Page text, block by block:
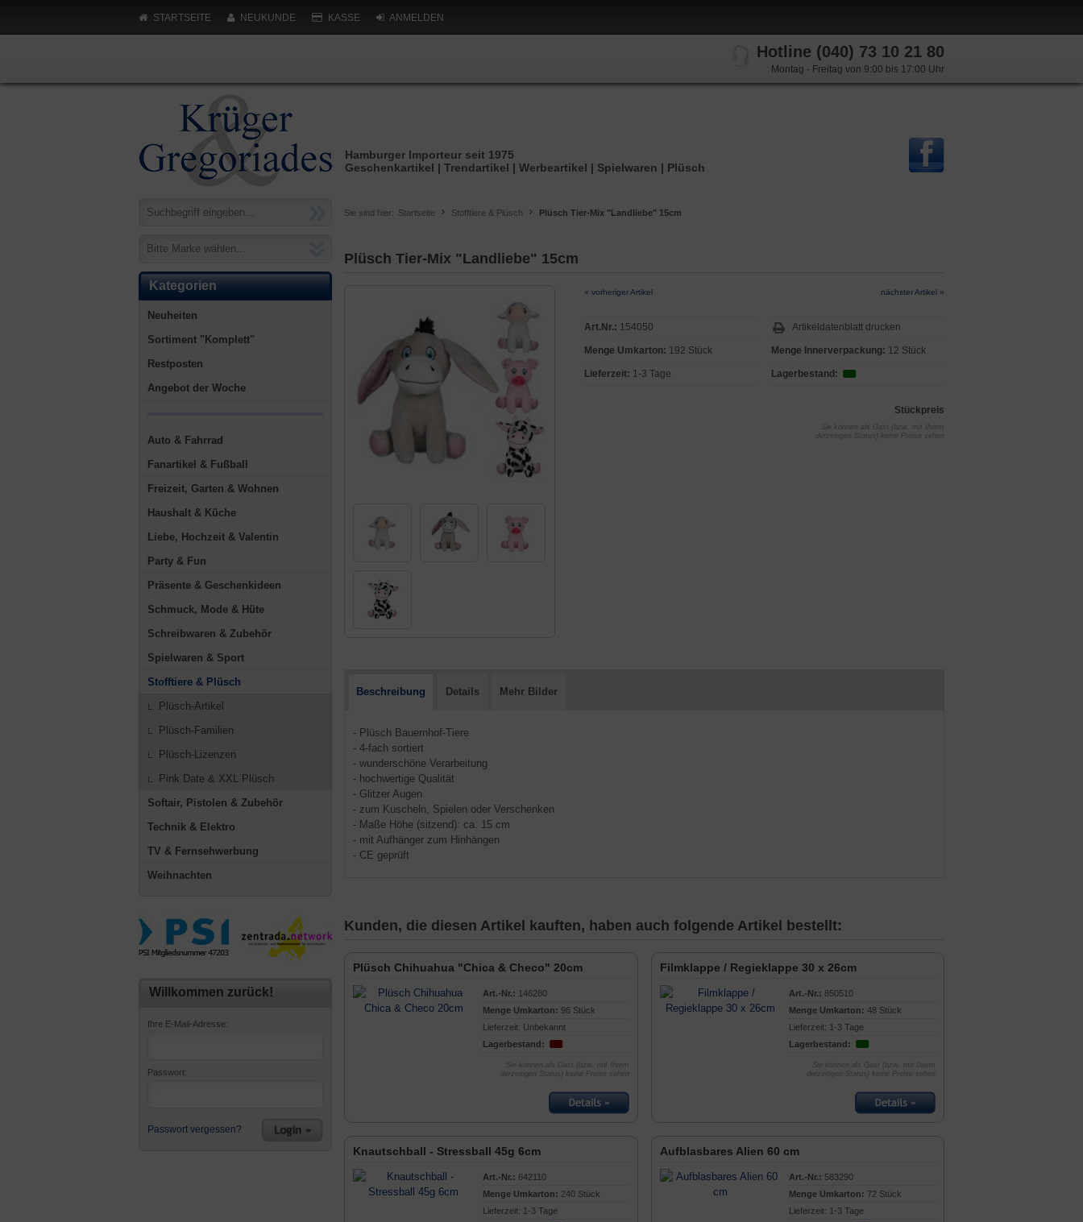
STARTSEITE NEUKUNDE KASSE ANMELDEN
Hotline (040) 73 10 21 80
Montag - Freitag von 9:00 bis 17:00 Uhr
Hamburger Importeur seit 1975
Geschenkartikel | Trendartikel | Werbeartikel | Spielwaren | Plüsch
Bitte Marke wählen...
Kategorien
Neuheiten
Sortiment "Komplett"
Restposten
Angebot der Woche
Auto & Fahrrad
Fanartikel & Fußball
Freizeit, Garten & Wohnen
Haushalt & Küche
Liebe, Hochzeit & Valentin
Party & Fun
Präsente & Geschenkideen
Schmuck, Mode & Hüte
Schreibwaren & Zubehör
Spielwaren & Sport
Stofftiere & Plüsch
Plüsch-Artikel
Plüsch-Familien
Plüsch-Lizenzen
Pink Date & XXL Plüsch
Softair, Pistolen & Zubehör
Technik & Elektro
TV & Fernsehwerbung
Weihnachten
Willkommen zurück!
Ihre E-Mail-Adresse:
Passwort:
Passwort vergessen?
Sie sind hier: Startseite Stofftiere & Plüsch Plüsch Tier-Mix "Landliebe" 15cm
Plüsch Tier-Mix "Landliebe" 15cm
« vorheriger Artikel nächster Artikel »
Art.Nr.: 154050
Menge Umkarton: 192 Stück
Lieferzeit: 1-3 Tage
Artikeldatenblatt drucken
Menge Innerverpackung: 12 Stück
Lagerbestand:
Stückpreis
Sie können als Gast (bzw. mit Ihrem
derzeitigen Status) keine Preise sehen
Beschreibung Details Mehr Bilder
- Plüsch Bauernhof-Tiere
- 4-fach sortiert
- wunderschöne Verarbeitung
- hochwertige Qualität
- Glitzer Augen
- zum Kuscheln, Spielen oder Verschenken
- Maße Höhe (sitzend): ca. 15 cm
- mit Aufhänger zum Hinhängen
- CE geprüft
Kunden, die diesen Artikel kauften, haben auch folgende Artikel bestellt:
Plüsch Chihuahua "Chica & Checo" 20cm
Art.-Nr.: 146280
Menge Umkarton: 96 Stück
Lieferzeit: Unbekannt
Lagerbestand:
Sie können als Gast (bzw. mit Ihrem
derzeitigen Status) keine Preise sehen
Filmklappe / Regieklappe 30 x 26cm
Art.-Nr.: 850510
Menge Umkarton: 48 Stück
Lieferzeit: 1-3 Tage
Lagerbestand:
Sie können als Gast (bzw. mit Ihrem
derzeitigen Status) keine Preise sehen
Knautschball - Stressball 45g 6cm
Art.-Nr.: 642110
Menge Umkarton: 240 Stück
Lieferzeit: 1-3 Tage
Aufblasbares Alien 60 cm
Art.-Nr.: 583290
Menge Umkarton: 72 Stück
Lieferzeit: 1-3 Tage